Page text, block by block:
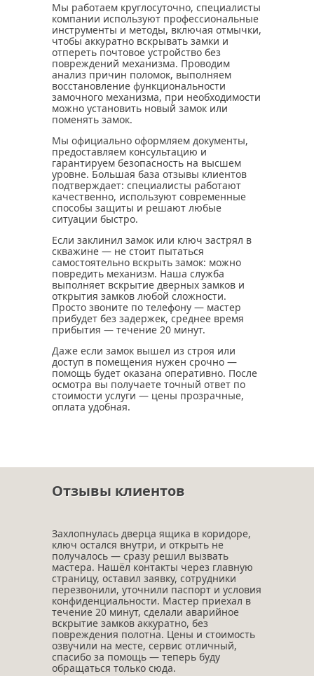
Мы работаем круглосуточно, специалисты
компании используют профессиональные
инструменты и методы, включая отмычки,
чтобы аккуратно вскрывать замки и
отпереть почтовое устройство без
повреждений механизма. Проводим
анализ причин поломок, выполняем
восстановление функциональности
замочного механизма, при необходимости
можно установить новый замок или
поменять замок.
Мы официально оформляем документы,
предоставляем консультацию и
гарантируем безопасность на высшем
уровне. Большая база отзывы клиентов
подтверждает: специалисты работают
качественно, используют современные
способы защиты и решают любые
ситуации быстро.
Если заклинил замок или ключ застрял в
скважине — не стоит пытаться
самостоятельно вскрыть замок: можно
повредить механизм. Наша служба
выполняет вскрытие дверных замков и
открытия замков любой сложности.
Просто звоните по телефону — мастер
прибудет без задержек, среднее время
прибытия — течение 20 минут.
Даже если замок вышел из строя или
доступ в помещения нужен срочно —
помощь будет оказана оперативно. После
осмотра вы получаете точный ответ по
стоимости услуги — цены прозрачные,
оплата удобная.
Отзывы клиентов
Захлопнулась дверца ящика в коридоре,
ключ остался внутри, и открыть не
получалось — сразу решил вызвать
мастера. Нашёл контакты через главную
страницу, оставил заявку, сотрудники
перезвонили, уточнили паспорт и условия
конфиденциальности. Мастер приехал в
течение 20 минут, сделали аварийное
вскрытие замков аккуратно, без
повреждения полотна. Цены и стоимость
озвучили на месте, сервис отличный,
спасибо за помощь — теперь буду
обращаться только сюда.